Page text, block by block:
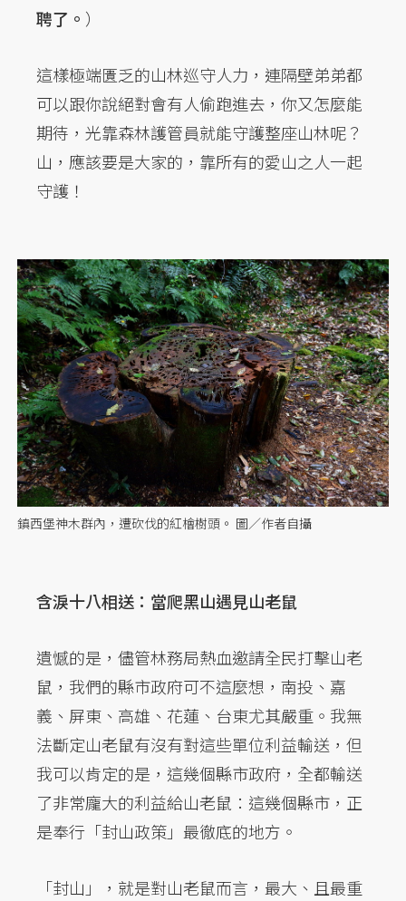
聘了。 ）
這樣極端匱乏的山林巡守人力，連隔壁弟弟都
可以跟你說絕對會有人偷跑進去，你又怎麼能
期待，光靠森林護管員就能守護整座山林呢？
山，應該要是大家的，靠所有的愛山之人一起
守護！
鎮西堡神木群內，遭砍伐的紅檜樹頭。 圖／作者自攝
含淚十八相送：當爬黑山遇見山老鼠
遺憾的是，儘管林務局熱血邀請全民打擊山老
鼠，我們的縣市政府可不這麼想，南投、嘉
義、屏東、高雄、花蓮、台東尤其嚴重。我無
法斷定山老鼠有沒有對這些單位利益輸送，但
我可以肯定的是，這幾個縣市政府，全都輸送
了非常龐大的利益給山老鼠：這幾個縣市，正
是奉行「封山政策」最徹底的地方。
「封山」，就是對山老鼠而言，最大、且最重